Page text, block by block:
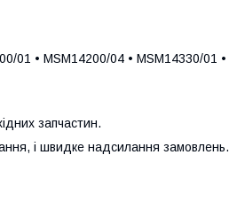
01 • MSM14200/04 • MSM14330/01 •
запчастин.
і швидке надсилання замовлень.